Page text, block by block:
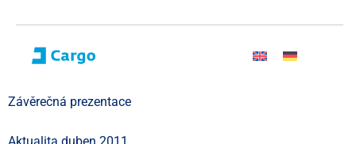
Závěrečná prezentace